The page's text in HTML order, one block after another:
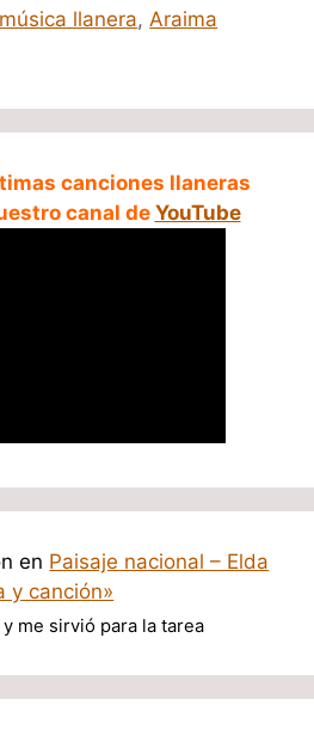
llanera, Araima
canciones llaneras
canal de YouTube
en Paisaje nacional – Elda
y canción»
me sirvió para la tarea